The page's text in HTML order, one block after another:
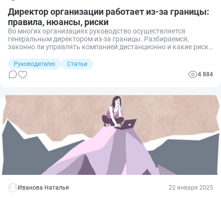
Директор организации работает из-за границы:
правила, нюансы, риски
Во многих организациях руководство осуществляется
генеральным директором из-за границы. Разбираемся,
законно ли управлять компанией дистанционно и какие риски
Руководителю
Статьи
4 884
Иванова Наталья 22 января 2025